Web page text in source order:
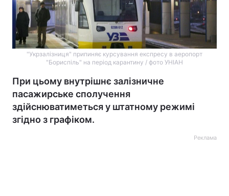
"Укрзалізниця" припиняє курсування експресу в аеропорт
"Бориспіль" на період карантину / фото УНІАН
При цьому внутрішнє залізничне
пасажирське сполучення
здійснюватиметься у штатному режимі
згідно з графіком.
Реклама